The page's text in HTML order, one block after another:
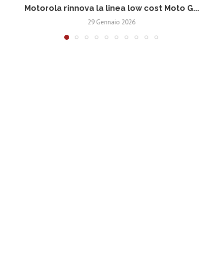
Motorola rinnova la linea low cost Moto G...
29 Gennaio 2026